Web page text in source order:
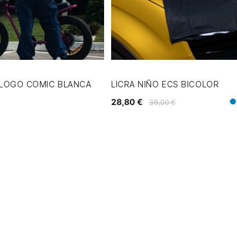
COMIC BLANCA LICRA NIÑO ECS BICOLOR
36,00 €
28,80 €